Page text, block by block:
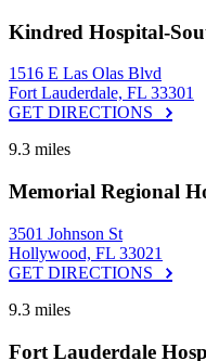
Kindred Hospital-
1516 E Las Olas Blvd
Fort Lauderdale, FL 33301
GET DIRECTIONS
9.3 miles
Memorial Regional
3501 Johnson St
Hollywood, FL 33021
GET DIRECTIONS
9.3 miles
Fort Lauderdale